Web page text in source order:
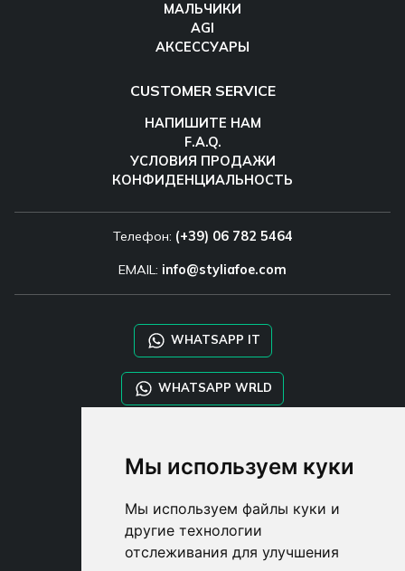
Мы используем куки
Мы используем файлы куки и
другие технологии
отслеживания для улучшения
МАЛЬЧИКИ
AGI
АКСЕССУАРЫ
CUSTOMER SERVICE
НАПИШИТЕ НАМ
F.A.Q.
УСЛОВИЯ ПРОДАЖИ
КОНФИДЕНЦИАЛЬНОСТЬ
Телефон: (+39) 06 782 5464
EMAIL: info@styliafoe.com
WHATSAPP IT
WHATSAPP WRLD
SHOP B2B
DROPSHIPPING
USER